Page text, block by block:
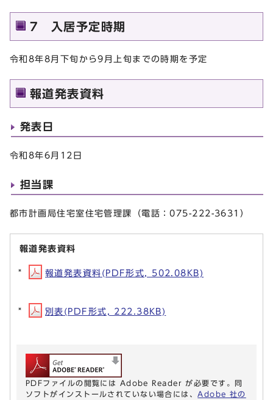
7 入居予定時期
令和8年8月下旬から9月上旬までの時期を予定
報道発表資料
発表日
令和8年6月12日
担当課
都市計画局住宅室住宅管理課（電話：075-222-3631）
報道発表資料
報道発表資料(PDF形式, 502.08KB)
別表(PDF形式, 222.38KB)
PDFファイルの閲覧には Adobe Reader が必要です。同
ソフトがインストールされていない場合には、 Adobe 社の